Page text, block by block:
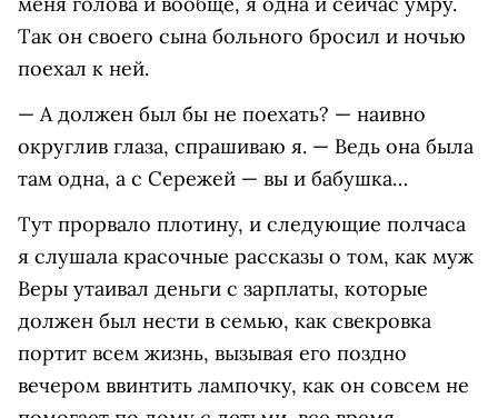
Так он своего сына больного бросил и ночью
поехал к ней.
— А должен был бы не поехать? — наивно
округлив глаза, спрашиваю я. — Ведь она была
там одна, а с Сережей — вы и бабушка…
Тут прорвало плотину, и следующие полчаса
я слушала красочные рассказы о том, как муж
Веры утаивал деньги с зарплаты, которые
должен был нести в семью, как свекровка
портит всем жизнь, вызывая его поздно
вечером ввинтить лампочку, как он совсем не